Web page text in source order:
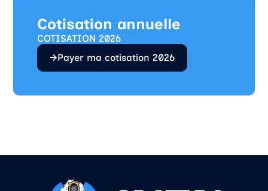
Cotisation annuelle
COTISATION 2026
Payer ma cotisation 2026